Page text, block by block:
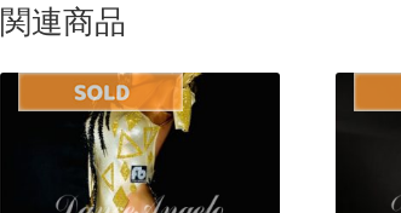
関連商品